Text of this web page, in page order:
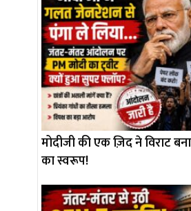
मोदीजी की एक ज़िद ने विराट
का स्वरूप!